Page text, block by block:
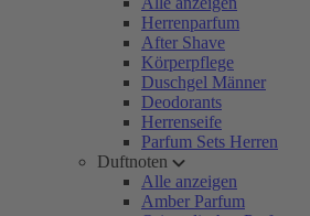
Herrenparfum
After Shave
Körperpflege
Duschgel Männer
Deodorants
Herrenseife
Parfum Sets Herren
Duftnoten
Alle anzeigen
Amber Parfum